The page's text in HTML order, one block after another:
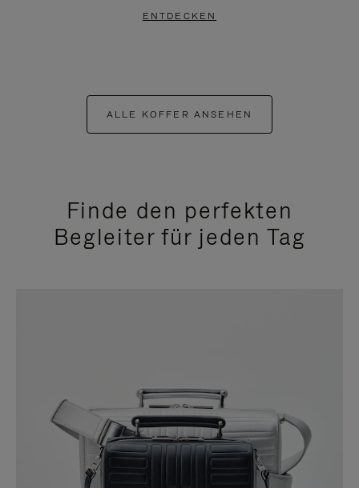
ENTDECKEN
ALLE KOFFER ANSEHEN
Finde den perfekten
Begleiter für jeden Tag